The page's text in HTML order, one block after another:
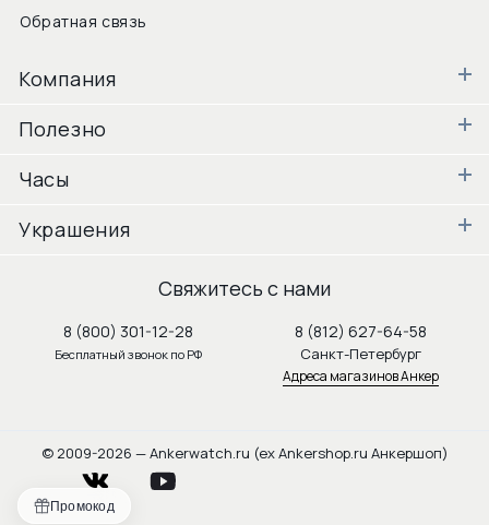
Промокод
Обратная связь
Компания
Полезно
Часы
Украшения
Свяжитесь с нами
8 (800) 301-12-28
Бесплатный звонок по РФ
8 (812) 627-64-58
Санкт-Петербург
Адреса магазинов Анкер
© 2009-2026 — Ankerwatch.ru (ex Ankershop.ru Анкершоп)
vkontakte youtube